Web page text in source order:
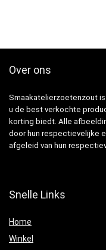
Over ons
Smaakatelierzoetenzout
u de best verkochte
korting biedt. Alle
door hun respectievelijke
afgeleid van hun
Snelle Links
Home
Winkel